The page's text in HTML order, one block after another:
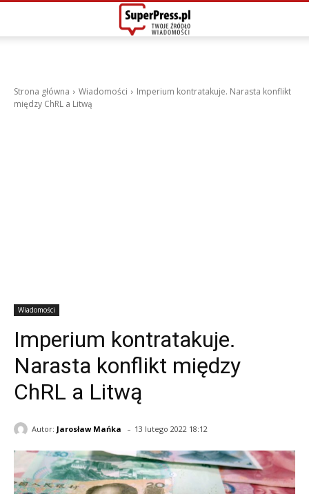
Strona główna Wiadomości
Imperium kontratakuje. Narasta konflikt
między ChRL a Litwą
Wiadomości
Imperium kontratakuje.
Narasta konflikt między
ChRL a Litwą
Autor: Jarosław Mańka - 13 lutego 2022 18:12